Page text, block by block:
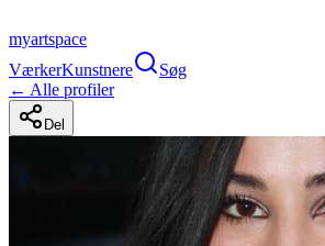
myartspace
VærkerKunstnere
Søg
← Alle profiler
Del